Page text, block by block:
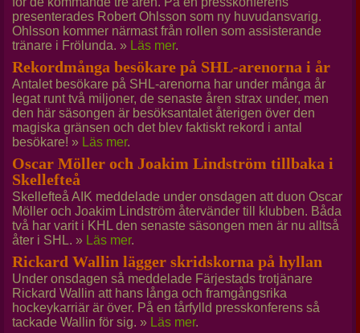
presenterades Robert Ohlsson som ny huvudansvarig.
Ohlsson kommer närmast från rollen som assisterande
tränare i Frölunda. » Läs mer.
Rekordmånga besökare på SHL-arenorna i år
Antalet besökare på SHL-arenorna har under många år
legat runt två miljoner, de senaste åren strax under, men
den här säsongen är besöksantalet återigen över den
magiska gränsen och det blev faktiskt rekord i antal
besökare! » Läs mer.
Oscar Möller och Joakim Lindström tillbaka i
Skellefteå
Skellefteå AIK meddelade under onsdagen att duon Oscar
Möller och Joakim Lindström återvänder till klubben. Båda
två har varit i KHL den senaste säsongen men är nu alltså
åter i SHL. » Läs mer.
Rickard Wallin lägger skridskorna på hyllan
Under onsdagen så meddelade Färjestads trotjänare
Rickard Wallin att hans långa och framgångsrika
hockeykarriär är över. På en tårfylld presskonferens så
tackade Wallin för sig. » Läs mer.